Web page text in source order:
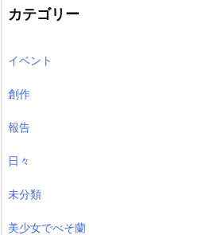
ブ
カテゴリー
イベント
創作
報告
日々
未分類
美少女でべそ蘭